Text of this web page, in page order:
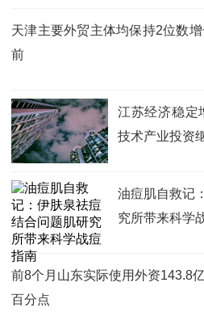
天津主要外贸主体均保持2位数
前
江苏经济稳定
技术产业投资
油痘肌自救记
究所带来科学
前8个月山东实际使用外资143.8
百分点